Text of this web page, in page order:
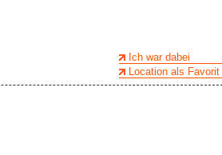
Ich war dabei
Location als Favorit